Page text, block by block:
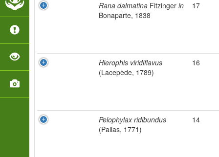
Rana dalmatina Fitzinger in
Bonaparte, 1838
17
Hierophis viridiflavus
(Lacepède, 1789)
16
Pelophylax ridibundus
(Pallas, 1771)
14